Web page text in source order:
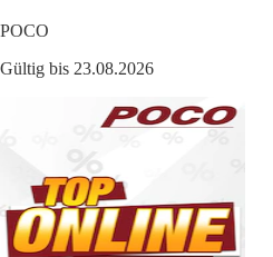
POCO
Gültig bis 23.08.2026